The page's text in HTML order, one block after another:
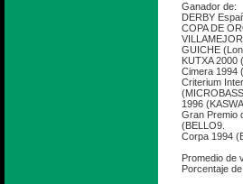
Ganador de:
DERBY
COPA DE
GUICHE
KUTXA 2000
Cimera 1994
Criterium
1996
Gran Premio
(BELLO9.
Corpa 1994
Promedio de
Porcentaje